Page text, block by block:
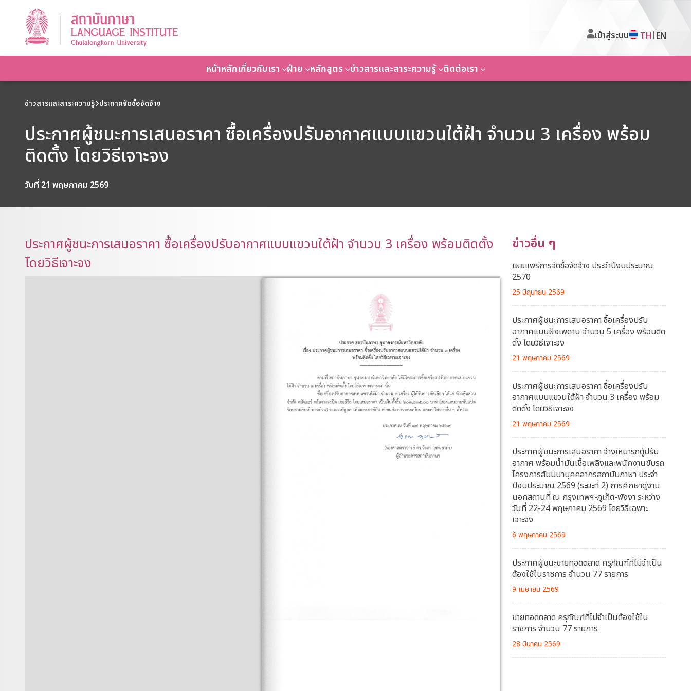
เข้าสู่ระบบ TH | EN
หน้าหลักเกี่ยวกับเรา ฝ่าย หลักสูตร ข่าวสารและสาระความรู้ ติดต่อเรา
ข่าวสารและสาระความรู้ ประกาศจัดซื้อจัดจ้าง
ประกาศผู้ชนะการเสนอราคา ซื้อเครื่องปรับอากาศแบบแขวนใต้ฝ้า จำนวน 3 เครื่อง พร้อม
ติดตั้ง โดยวิธีเจาะจง
วันที่ 21 พฤษภาคม 2569
ประกาศผู้ชนะการเสนอราคา ซื้อเครื่องปรับอากาศแบบแขวนใต้ฝ้า จำนวน 3 เครื่อง พร้อมติดตั้ง
โดยวิธีเจาะจง
ข่าวอื่น ๆ
เผยแพร่การจัดซื้อจัดจ้าง ประจำปีงบประมาณ
2570
25 มิถุนายน 2569
ประกาศผู้ชนะการเสนอราคา ซื้อเครื่องปรับ
อากาศแบบฝังเพดาน จำนวน 5 เครื่อง พร้อมติด
ตั้ง โดยวิธีเจาะจง
21 พฤษภาคม 2569
ประกาศผู้ชนะการเสนอราคา ซื้อเครื่องปรับ
อากาศแบบแขวนใต้ฝ้า จำนวน 3 เครื่อง พร้อม
ติดตั้ง โดยวิธีเจาะจง
21 พฤษภาคม 2569
ประกาศผู้ชนะการเสนอราคา จ้างเหมารถตู้ปรับ
อากาศ พร้อมน้ำมันเชื้อเพลิงและพนักงานขับรถ
โครงการสัมมนาบุคคลากรสถาบันภาษา ประจำ
ปีงบประมาณ 2569 (ระยะที่ 2) การศึกษาดูงาน
นอกสถานที่ ณ กรุงเทพฯ-ภูเก็ต-พังงา ระหว่าง
วันที่ 22-24 พฤษภาคม 2569 โดยวิธีเฉพาะ
เจาะจง
6 พฤษภาคม 2569
ประกาศผู้ชนะขายทอดตลาด ครุภัณฑ์ที่ไม่จำเป็น
ต้องใช้ในราชการ จำนวน 77 รายการ
9 เมษายน 2569
ขายทอดตลาด ครุภัณฑ์ที่ไม่จำเป็นต้องใช้ใน
ราชการ จำนวน 77 รายการ
28 มีนาคม 2569